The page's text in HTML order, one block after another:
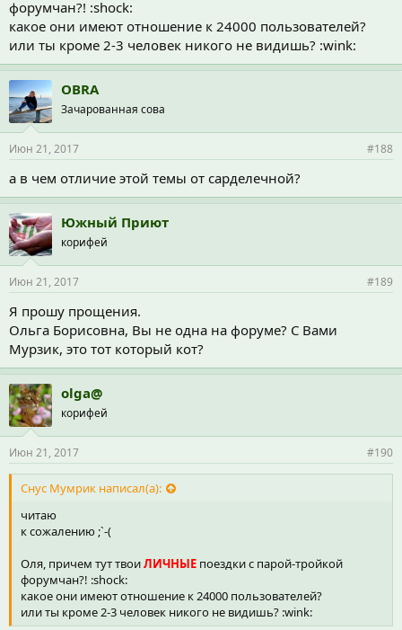
форумчан?! :shock:
какое они имеют отношение к 24000 пользователей?
или ты кроме 2-3 человек никого не видишь? :wink:
OBRA
Зачарованная сова
Июн 21, 2017 #188
а в чем отличие этой темы от сарделечной?
Южный Приют
корифей
Июн 21, 2017 #189
Я прошу прощения.
Ольга Борисовна, Вы не одна на форуме? С Вами
Мурзик, это тот который кот?
olga@
корифей
Июн 21, 2017 #190
Снус Мумрик написал(а):
читаю
к сожалению ;`-(
Оля, причем тут твоиЛИЧНЫЕ поездки с парой-тройкой
форумчан?! :shock:
какое они имеют отношение к 24000 пользователей?
или ты кроме 2-3 человек никого не видишь? :wink: